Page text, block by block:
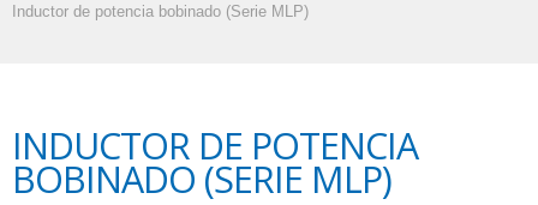
Inductor de potencia bobinado (Serie MLP)
INDUCTOR DE POTENCIA
BOBINADO (SERIE MLP)